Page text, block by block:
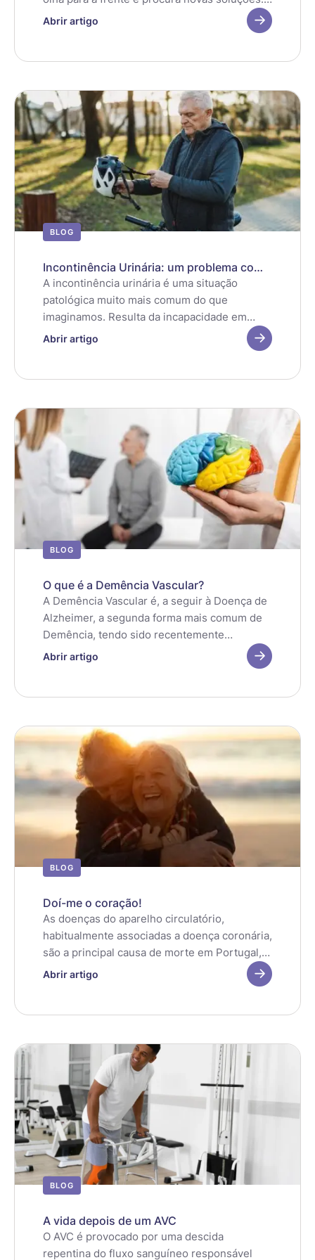
São cada vez mais as pessoas que apostam
em maneiras diferentes para enfrentar os
Abrir artigo
BLOG
Incontinência Urinária: um problema com
solução!
A incontinência urinária é uma situação
patológica muito mais comum do que
imaginamos. Resulta da incapacidade em
armazenar e controlar a saída da urina, ou
ocasionais e ligeiras, ou perdas mais
Abrir artigo
BLOG
O que é a Demência Vascular?
A Demência Vascular é, a seguir à Doença de
Alzheimer, a segunda forma mais comum de
Demência, tendo sido recentemente
verificado que a sua incidência é mais alta do
das suas causas e progressão e da forma
Abrir artigo
BLOG
Doí-me o coração!
As doenças do aparelho circulatório,
habitualmente associadas a doença coronária,
são a principal causa de morte em Portugal,
sendo responsáveis por cerca de 1/3 das
maior risco de doença coronária do que as
o risco da mulher acaba por igualar o do
homem.
Abrir artigo
BLOG
A vida depois de um AVC
O AVC é provocado por uma descida
repentina do fluxo sanguíneo responsável